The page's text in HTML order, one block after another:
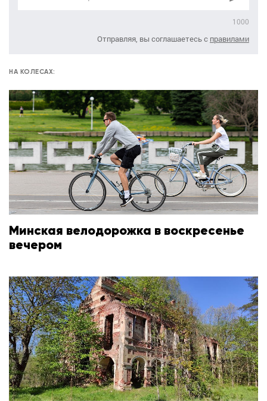
1000
Отправляя, вы соглашаетесь с правилами
НА КОЛЕСАХ:
Минская велодорожка в воскресенье
вечером